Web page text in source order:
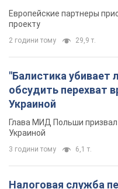
Видео
Европейские партнеры
проекту
2 години тому 29,9 т.
"Балистика убивает
обсудить перехват
Украиной
Глава МИД Польши
Украиной
3 години тому 6,1 т.
Налоговая служба